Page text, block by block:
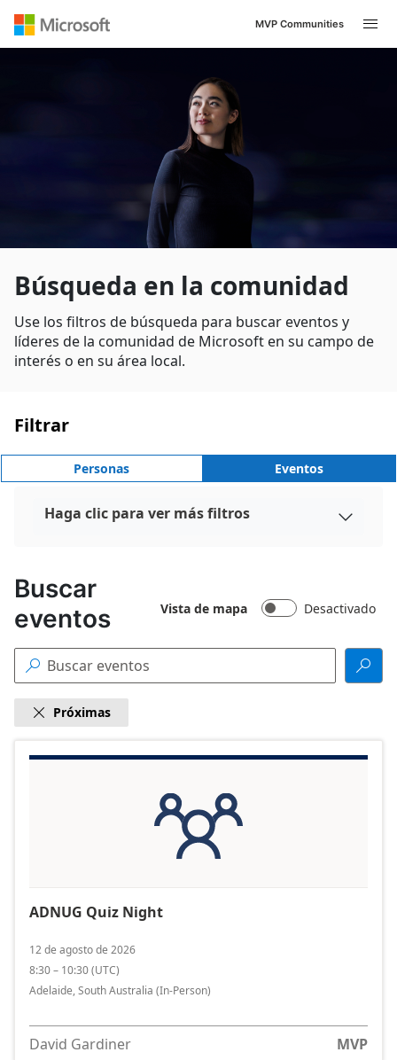
MVP Communities
Búsqueda en la comunidad
Use los filtros de búsqueda para buscar eventos y
líderes de la comunidad de Microsoft en su campo de
interés o en su área local.
Filtrar
Personas Eventos
Haga clic para ver más filtros 
Buscar
eventos
Vista de mapa Desactivado
 
 Próximas
ADNUG Quiz Night
12 de agosto de 2026
8:30 – 10:30(UTC)
Adelaide, South Australia (In-Person)
David Gardiner MVP